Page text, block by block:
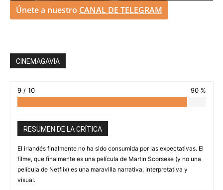
Únete a nuestro CANAL DE TELEGRAM
CINEMAGAVIA
9 / 10 90 %
RESUMEN DE LA CRÍTICA
El irlandés finalmente no ha sido consumida por las expectativas. El
filme, que finalmente es una película de Martin Scorsese (y no una
película de Netflix) es una maravilla narrativa, interpretativa y
visual.